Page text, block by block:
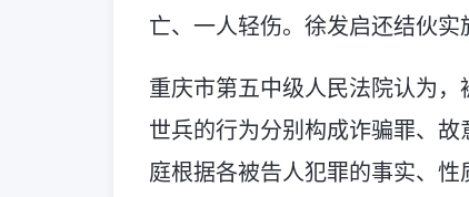
亡、一人轻伤。徐发启还结伙实
重庆市第五中级人民法院认为
世兵的行为分别构成诈骗罪、
庭根据各被告人犯罪的事实、